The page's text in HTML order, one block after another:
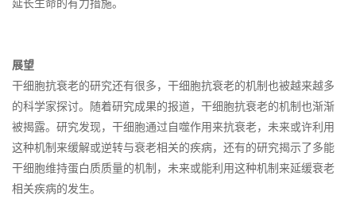
延长生命的有力措施。
展望
干细胞抗衰老的研究还有很多，干细胞抗衰老的机制也被越来越多
的科学家探讨。随着研究成果的报道，干细胞抗衰老的机制也渐渐
被揭露。研究发现，干细胞通过自噬作用来抗衰老，未来或许利用
这种机制来缓解或逆转与衰老相关的疾病，还有的研究揭示了多能
干细胞维持蛋白质质量的机制，未来或能利用这种机制来延缓衰老
相关疾病的发生。